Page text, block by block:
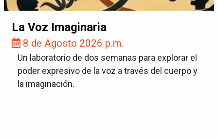
La Voz Imaginaria
8 de Agosto 2026 p.m.
Un laboratorio de dos semanas para explorar el
poder expresivo de la voz a través del cuerpo y
la imaginación.